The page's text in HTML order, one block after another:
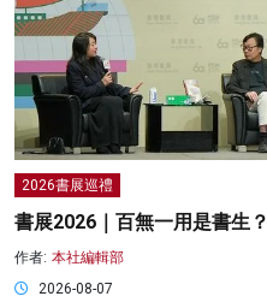
2026書展巡禮
書展2026｜百無一用是書生？
作者: 本社編輯部
2026-08-07